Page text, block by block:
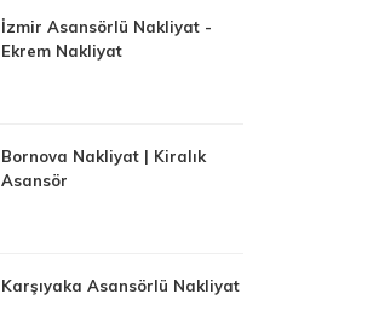
İzmir Asansörlü Nakliyat -
Ekrem Nakliyat
Bornova Nakliyat | Kiralık
Asansör
Karşıyaka Asansörlü Nakliyat